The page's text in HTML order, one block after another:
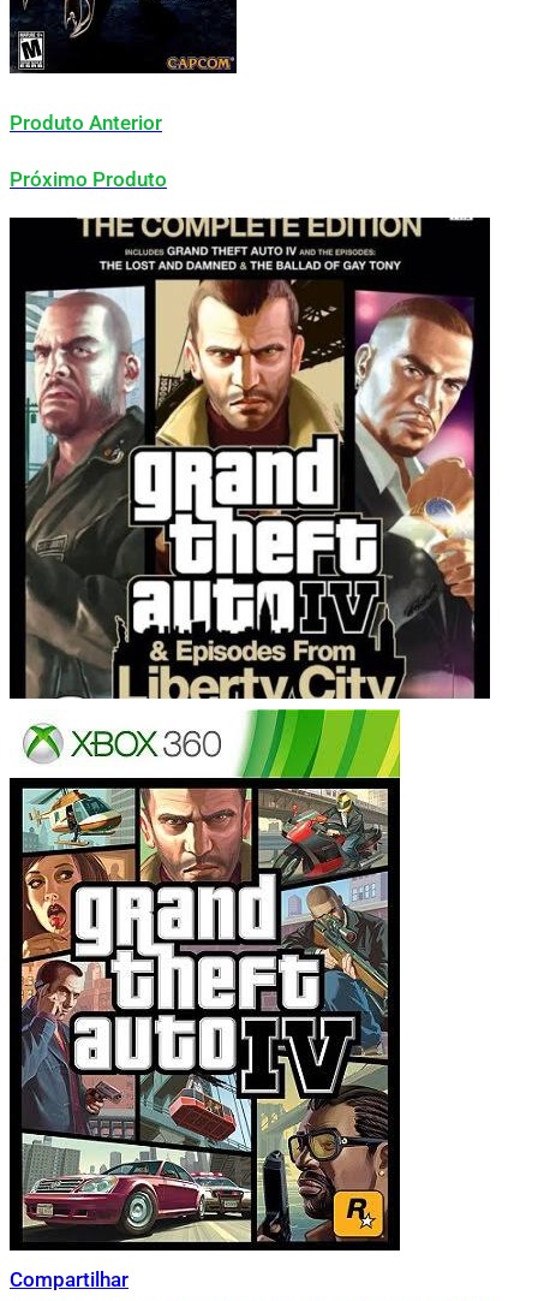
Produto Anterior
Próximo Produto
Compartilhar